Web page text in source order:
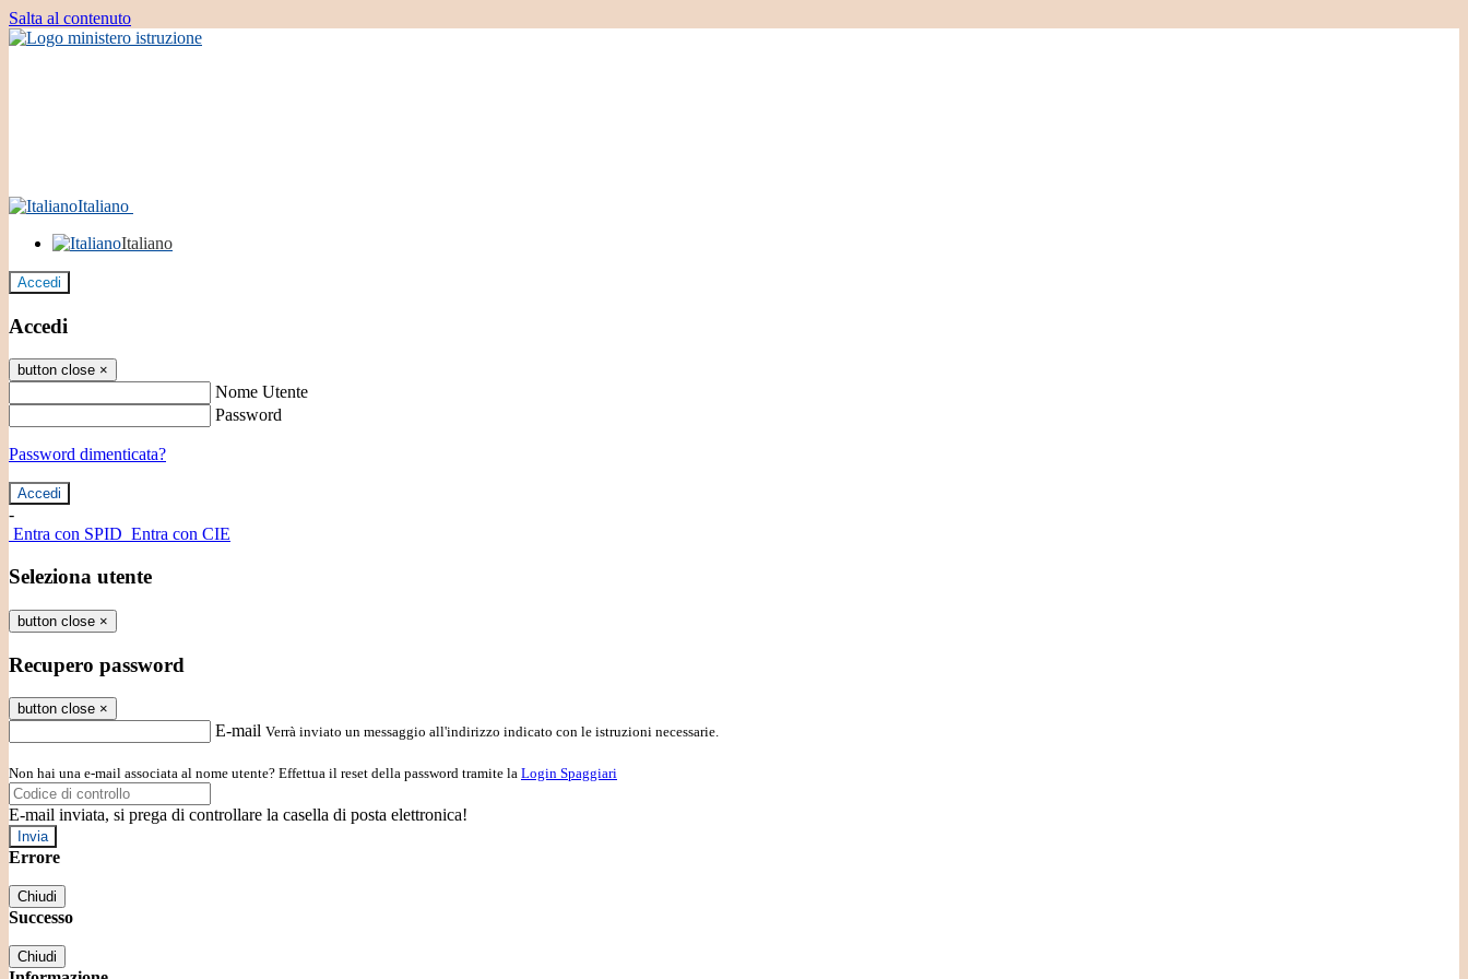
Salta al contenuto
Italiano
Italiano
Accedi
Accedi
button close ×
Nome Utente
Password
Password dimenticata?
-
Entra con SPID Entra con CIE
Seleziona utente
button close ×
Recupero password
button close ×
E-mail Verrà inviato un messaggio all'indirizzo indicato con le istruzioni necessarie.
Non hai una e-mail associata al nome utente? Effettua il reset della password tramite la Login Spaggiari
E-mail inviata, si prega di controllare la casella di posta elettronica!
Errore
Chiudi
Successo
Chiudi